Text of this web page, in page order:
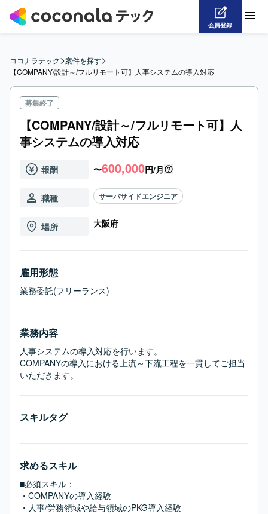
会員登録
ココナラテック>案件を探す>
【COMPANY/設計～/フルリモート可】人事システムの導入対応
募集終了
【COMPANY/設計～/フルリモート可】人
事システムの導入対応
報酬 〜600,000円/月
職種 サーバサイドエンジニア
場所 大阪府
雇用形態
業務委託(フリーランス)
業務内容
人事システムの導入対応を行います。
COMPANYの導入における上流～下流工程を一貫してご担当
いただきます。
スキルタグ
求めるスキル
■必須スキル：
・COMPANYの導入経験
・人事/労務領域や給与領域のPKG導入経験